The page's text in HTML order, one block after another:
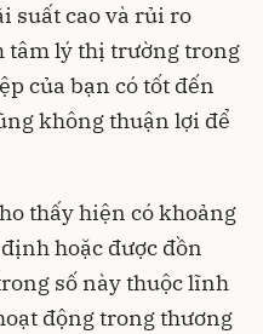
suất cao và rủi ro
tâm lý thị trường trong
của bạn có tốt đến
không thuận lợi để
thấy hiện có khoảng
hoặc được đồn
số này thuộc lĩnh
động trong thương